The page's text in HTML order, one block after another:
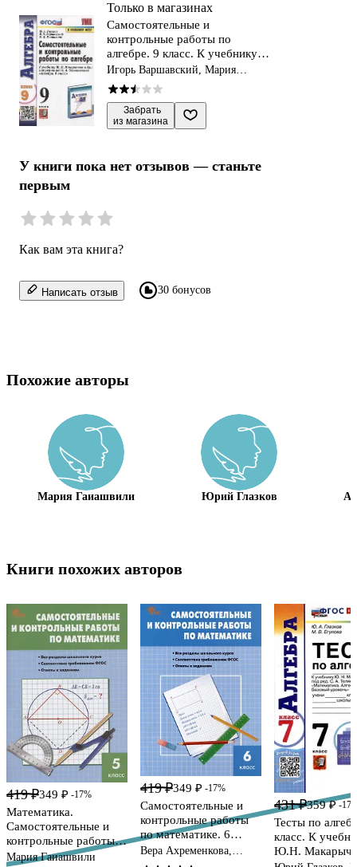
Только в магазинах
Самостоятельные и
контрольные работы по
алгебре. 9 класс. К учебнику
Ю.Н. Макарычева и др.
"Алгебра"
Игорь Варшавский, Мария
Гаиашвили, Юрий Глазков
Забрать
из магазина
У книги пока нет отзывов — станьте
первым
Как вам эта книга?
Написать отзыв 30 бонусов
Похожие авторы
Мария Гаиашвили Юрий Глазков
Книги похожих авторов
419 ₽349 ₽ -17%
Математика.
Самостоятельные и
контрольные работы. 5
класс
Мария Гаиашвили
419 ₽349 ₽ -17%
Самостоятельные и
контрольные работы
по математике. 6
класс. Рабочая тетрадь
Вера Ахременкова,
Мария Гаиашвили
431 ₽359 ₽ -
Тесты по
класс. К
Ю.Н.